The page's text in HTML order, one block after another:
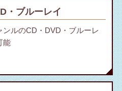
・ブルーレイ
ンルのCD・DVD・ブルーレ
能